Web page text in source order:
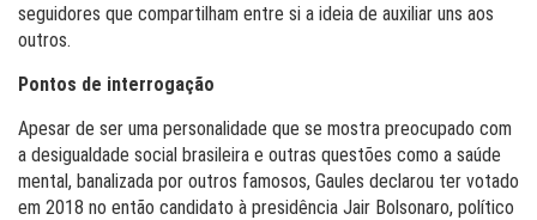
seguidores que compartilham entre si a ideia de auxiliar uns aos
outros.
Pontos de interrogação
Apesar de ser uma personalidade que se mostra preocupado com
a desigualdade social brasileira e outras questões como a saúde
mental, banalizada por outros famosos, Gaules declarou ter votado
em 2018 no então candidato à presidência Jair Bolsonaro, político